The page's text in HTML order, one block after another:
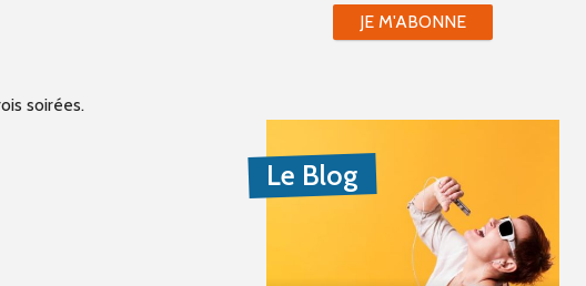
soirées.
JE M'ABONNE
Le Blog